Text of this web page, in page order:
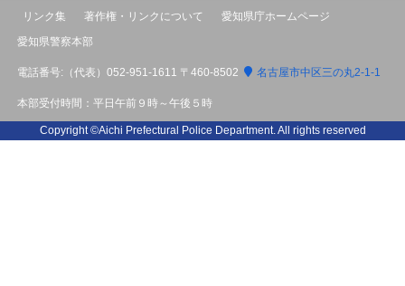
リンク集 著作権・リンクについて
愛知県庁ホームページ
愛知県警察本部
電話番号:（代表） 052-951-1611 〒460-8502 名古屋市中区三の丸2-1-1
本部受付時間：平日午前９時～午後５時
Copyright ©Aichi Prefectural Police Department. All rights reserved